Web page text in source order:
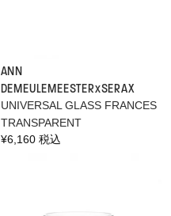
ANN
DEMEULEMEESTER×SERAX
UNIVERSAL GLASS FRANCES
TRANSPARENT
通
¥6,160 税込